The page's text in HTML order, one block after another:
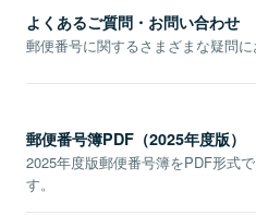
よくあるご質問・お問い合わせ
郵便番号に関するさまざまな疑問に
郵便番号簿PDF（2025年度版）
2025年度版郵便番号簿をPDF形式
す。